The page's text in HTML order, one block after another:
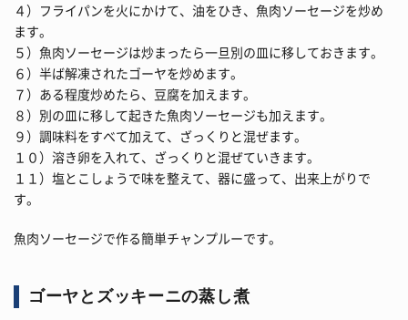
４）フライパンを火にかけて、油をひき、魚肉ソーセージを炒め
ます。
５）魚肉ソーセージは炒まったら一旦別の皿に移しておきます。
６）半ば解凍されたゴーヤを炒めます。
７）ある程度炒めたら、豆腐を加えます。
８）別の皿に移して起きた魚肉ソーセージも加えます。
９）調味料をすべて加えて、ざっくりと混ぜます。
１０）溶き卵を入れて、ざっくりと混ぜていきます。
１１）塩とこしょうで味を整えて、器に盛って、出来上がりで
す。
魚肉ソーセージで作る簡単チャンプルーです。
ゴーヤとズッキーニの蒸し煮